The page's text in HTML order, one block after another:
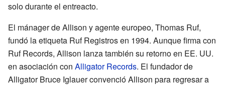
solo durante el entreacto.
El mánager de Allison y agente europeo, Thomas Ruf,
fundó la etiqueta Ruf Registros en 1994. Aunque firma con
Ruf Records, Allison lanza también su retorno en EE. UU.
en asociación con Alligator Records. El fundador de
Alligator Bruce Iglauer convenció Allison para regresar a